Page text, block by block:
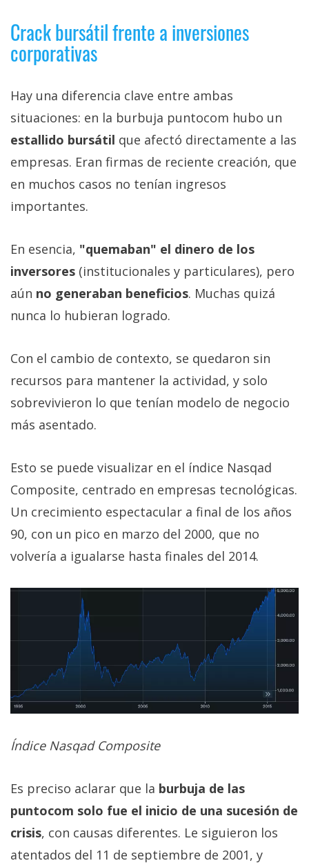
Crack bursátil frente a inversiones
corporativas
Hay una diferencia clave entre ambas
situaciones: en la burbuja puntocom hubo un
estallido bursátil que afectó directamente a las
empresas. Eran firmas de reciente creación, que
en muchos casos no tenían ingresos
importantes.
En esencia, "quemaban" el dinero de los
inversores (institucionales y particulares), pero
aún no generaban beneficios. Muchas quizá
nunca lo hubieran logrado.
Con el cambio de contexto, se quedaron sin
recursos para mantener la actividad, y solo
sobrevivieron lo que tenían modelo de negocio
más asentado.
Esto se puede visualizar en el índice Nasqad
Composite, centrado en empresas tecnológicas.
Un crecimiento espectacular a final de los años
90, con un pico en marzo del 2000, que no
volvería a igualarse hasta finales del 2014.
Índice Nasqad Composite
Es preciso aclarar que la burbuja de las
puntocom solo fue el inicio de una sucesión de
crisis, con causas diferentes. Le siguieron los
atentados del 11 de septiembre de 2001, y